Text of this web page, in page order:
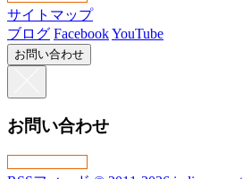
サイトマップ
ブログ FacebookYouTube
お問い合わせ
お問い合わせ